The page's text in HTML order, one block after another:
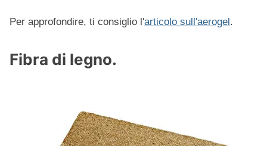
Per approfondire, ti consiglio l'articolo sull'aerogel.
Fibra di legno.